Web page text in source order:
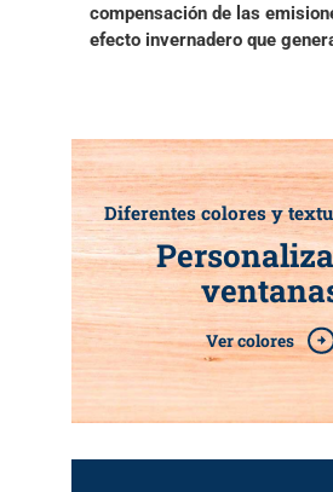
compensación de las
efecto invernadero que
Diferentes colores y
Ver colores